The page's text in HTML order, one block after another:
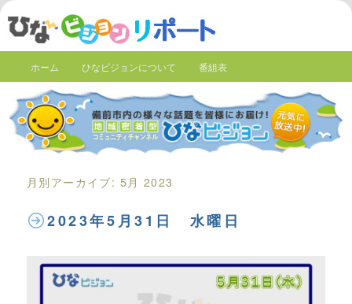
ホーム ひなビジョンについて 番組表
月別アーカイブ: 5月 2023
2023年5月31日 水曜日